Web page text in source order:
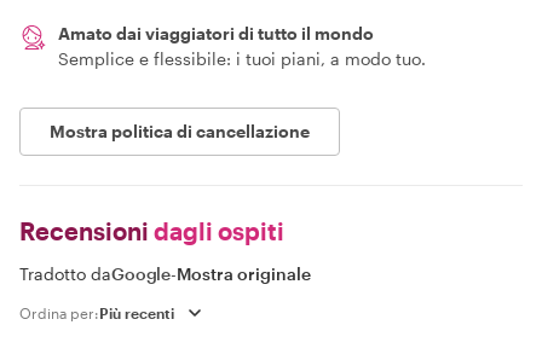
Amato dai viaggiatori di tutto il mondo
Semplice e flessibile: i tuoi piani, a modo tuo.
Mostra politica di cancellazione
Recensioni dagli ospiti
Tradotto daGoogle-Mostra originale
Ordina per: